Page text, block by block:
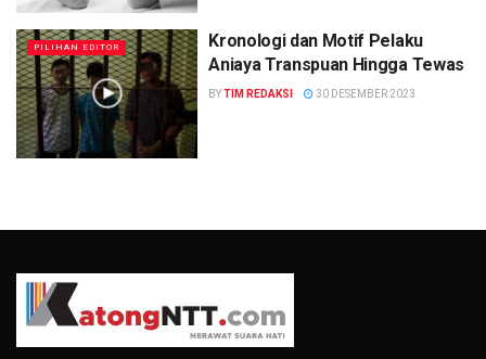
PILIHAN EDITOR
Kronologi dan Motif Pelaku
Aniaya Transpuan Hingga Tewas
BYTIM REDAKSI 30 DESEMBER 2023